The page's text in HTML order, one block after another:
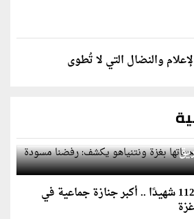
والنضال التي لا تُطوى
بغزة ونتنياهو يكشف: رفضنا
112 شهيدًا .. أكبر جنازة جماعية في
غزة